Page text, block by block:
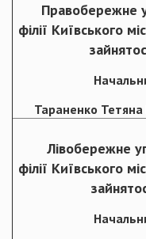
Правобережне
філії Київського
Тараненко
Лівобережне
філії Київського